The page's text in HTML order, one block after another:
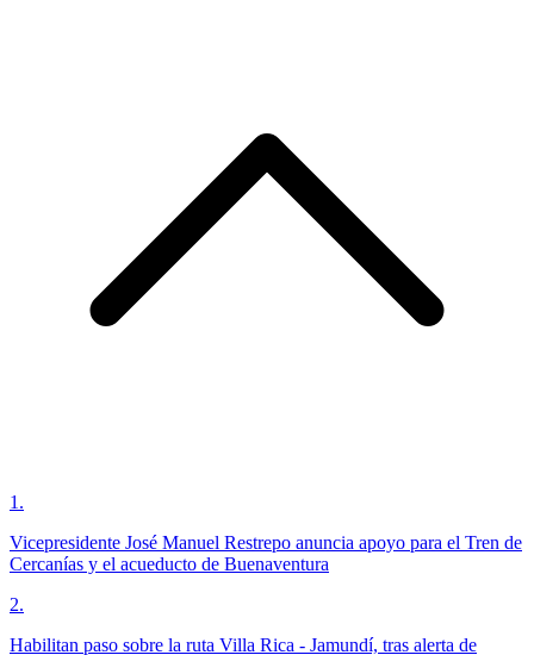
1 .
Vicepresidente José Manuel Restrepo anuncia apoyo para el Tren de
Cercanías y el acueducto de Buenaventura
2.
Habilitan paso sobre la ruta Villa Rica - Jamundí, tras alerta de